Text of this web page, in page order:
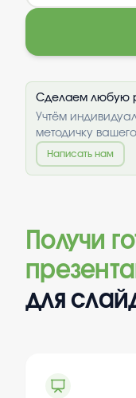
Сделаем любую
Учтём
методичку
Написать нам
Получи
для